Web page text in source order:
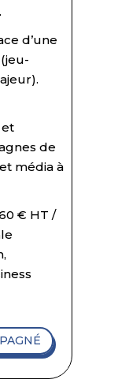
d’une
de
média à
€ HT /